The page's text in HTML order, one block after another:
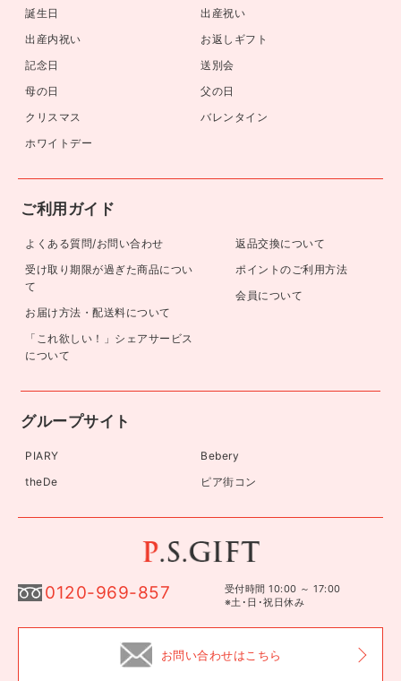
誕生日
出産祝い
出産内祝い
お返しギフト
記念日
送別会
母の日
父の日
クリスマス
バレンタイン
ホワイトデー
ご利用ガイド
よくある質問/お問い合わせ
受け取り期限が過ぎた商品につい
て
お届け方法・配送料について
「これ欲しい！」シェアサービス
について
返品交換について
ポイントのご利用方法
会員について
グループサイト
PIARY
Bebery
theDe
ピア街コン
0120-969-857
受付時間 10:00 ～ 17:00
※土･日･祝日休み
お問い合わせはこちら